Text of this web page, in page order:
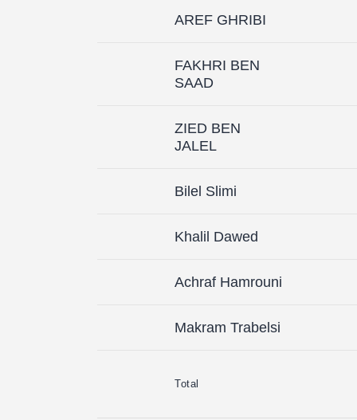
AREF GHRIBI
FAKHRI BEN
SAAD
ZIED BEN
JALEL
Bilel Slimi
Khalil Dawed
Achraf Hamrouni
Makram Trabelsi
Total